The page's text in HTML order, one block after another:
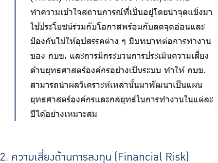
ทำความเข้าใจสถานการณ์ที่เป็นอยู่โดยนำจุดแข็งมา
ใช้ประโยชน์ร่วมกับโอกาสพร้อมกับลดจุดอ่อนและ
ป้องกันไม่ให้อุปสรรคต่าง ๆ มีบทบาทต่อการทำงาน
ของ กบข. และการมีกระบวนการประเมินความเสี่ยง
ด้านยุทธศาสตร์องค์กรอย่างเป็นระบบ ทำให้ กบข.
สามารถนำผลวิเคราะห์เหล่านั้นมาพัฒนาเป็นแผน
ยุทธศาสตร์องค์กรและกลยุทธ์ในการทำงานในแต่ละ
ปีได้อย่างเหมาะสม
2. ความเสี่ยงด้านการลงทุน (Financial Risk)